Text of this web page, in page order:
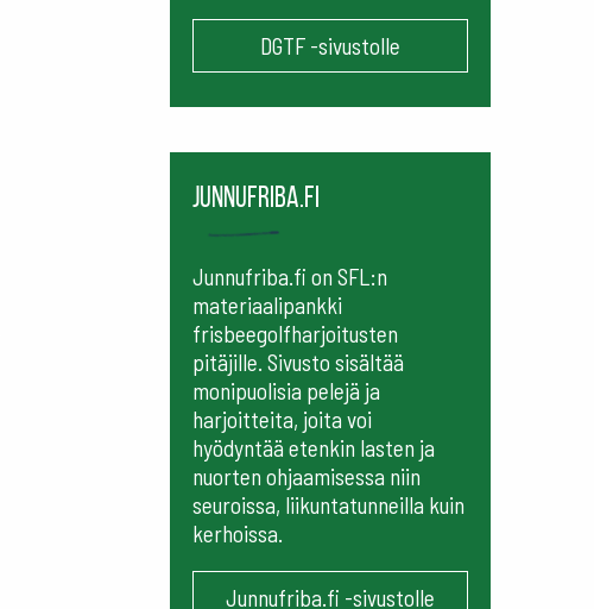
DGTF -sivustolle
Junnufriba.fi
Junnufriba.fi on SFL:n
materiaalipankki
frisbeegolfharjoitusten
pitäjille. Sivusto sisältää
monipuolisia pelejä ja
harjoitteita, joita voi
hyödyntää etenkin lasten ja
nuorten ohjaamisessa niin
seuroissa, liikuntatunneilla kuin
kerhoissa.
Junnufriba.fi -sivustolle